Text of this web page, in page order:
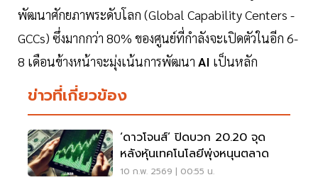
พัฒนาศักยภาพระดับโลก (Global Capability Centers -
GCCs) ซึ่งมากกว่า 80% ของศูนย์ที่กำลังจะเปิดตัวในอีก 6-
8 เดือนข้างหน้าจะมุ่งเน้นการพัฒนา AI เป็นหลัก
ข่าวที่เกี่ยวข้อง
‘ดาวโจนส์’ ปิดบวก 20.20 จุด
หลังหุ้นเทคโนโลยีพุ่งหนุนตลาด
10 ก.พ. 2569 | 00:55 น.